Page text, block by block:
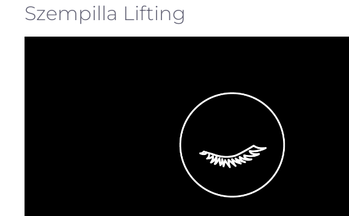
Szempilla Lifting